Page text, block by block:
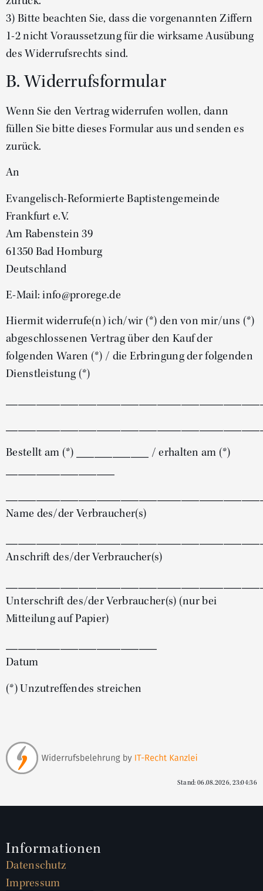
3) Bitte beachten Sie, dass die vorgenannten Ziffern
1-2 nicht Voraussetzung für die wirksame Ausübung
des Widerrufsrechts sind.
B. Widerrufsformular
Wenn Sie den Vertrag widerrufen wollen, dann
füllen Sie bitte dieses Formular aus und senden es
zurück.
An
Evangelisch-Reformierte Baptistengemeinde
Frankfurt e.V.
Am Rabenstein 39
61350 Bad Homburg
Deutschland
E-Mail: info@prorege.de
Hiermit widerrufe(n) ich/wir (*) den von mir/uns (*)
abgeschlossenen Vertrag über den Kauf der
folgenden Waren (*) / die Erbringung der folgenden
Dienstleistung (*)
Bestellt am (*) ____________ / erhalten am (*)
Name des/der Verbraucher(s)
Anschrift des/der Verbraucher(s)
Unterschrift des/der Verbraucher(s) (nur bei
Mitteilung auf Papier)
Datum
(*) Unzutreffendes streichen
Stand: 06.08.2026, 23:04:36
Informationen
Datenschutz
Impressum